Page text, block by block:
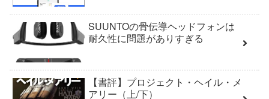
SUUNTOの骨伝導ヘッドフォンは
耐久性に問題がありすぎる
【書評】プロジェクト・ヘイル・メ
アリー（上/下）